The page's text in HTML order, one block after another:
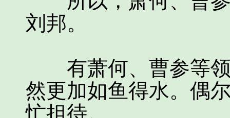
刘邦。
有萧何、曹参等领
然更加如鱼得水。偶
忙担待。